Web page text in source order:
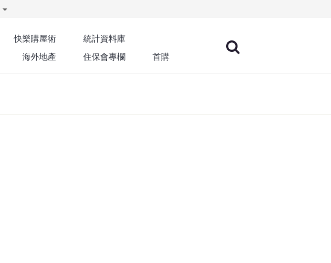
快樂購屋術
統計資料庫
海外地產 住保會專欄 首購